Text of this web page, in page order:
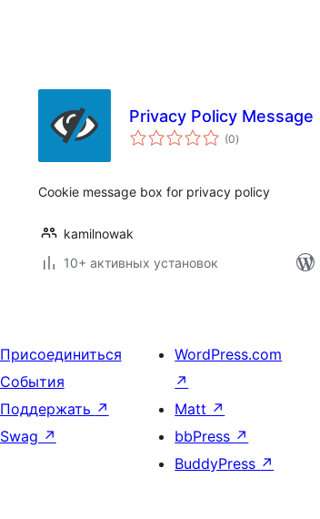
Privacy Policy Message
(0общий
рейтинг
)
Cookie message box for privacy policy
kamilnowak
10+ активных установок
Присоединиться
События
Поддержать ↗
Swag ↗
WordPress.com
↗
Matt ↗
bbPress ↗
BuddyPress ↗